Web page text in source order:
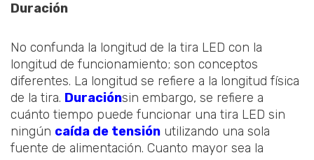
Duración
No confunda la longitud de la tira LED con la
longitud de funcionamiento; son conceptos
diferentes. La longitud se refiere a la longitud física
de la tira. Duraciónsin embargo, se refiere a
cuánto tiempo puede funcionar una tira LED sin
ningún caída de tensión utilizando una sola
fuente de alimentación. Cuanto mayor sea la